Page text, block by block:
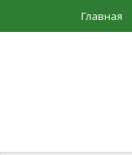
Главная